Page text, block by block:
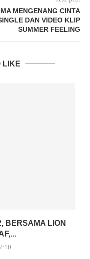
MENGENANG CINTA
DAN VIDEO KLIP
SUMMER FEELING
LIKE
BERSAMA LION